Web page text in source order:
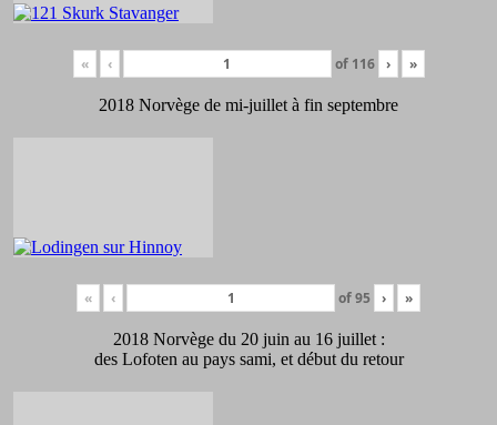
« ‹ of 116 › »
2018 Norvège de mi-juillet à fin septembre
« ‹ of95 › »
2018 Norvège du 20 juin au 16 juillet :
des Lofoten au pays sami, et début du retour